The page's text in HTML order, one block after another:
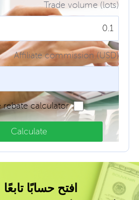
Trade volume (lots)
Affiliate commission (USD)
rebate calculator
Calculate
افتح حسابًا تابعًا